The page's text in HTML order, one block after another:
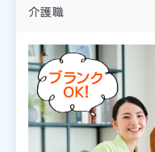
介護職